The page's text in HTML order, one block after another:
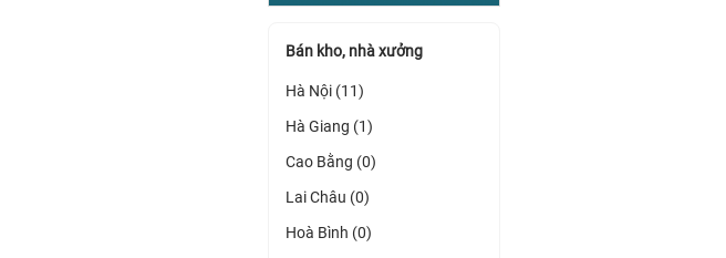
Bán kho, nhà xưởng
Hà Nội (11)
Hà Giang (1)
Cao Bằng (0)
Lai Châu (0)
Hoà Bình (0)